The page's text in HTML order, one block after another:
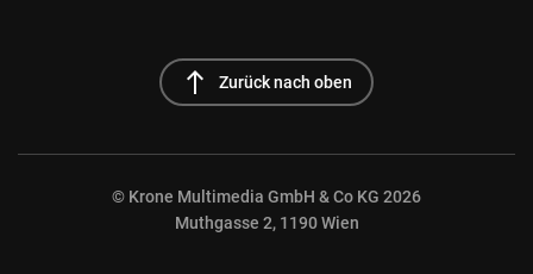
north Zurück nach oben
© Krone Multimedia GmbH & Co KG 2026
Muthgasse 2, 1190 Wien